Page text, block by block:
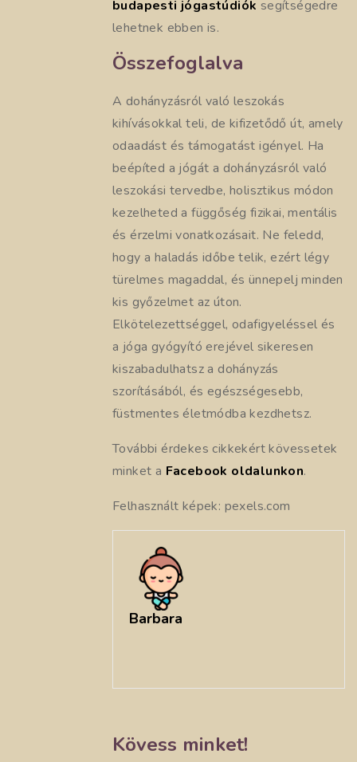
budapesti jógastúdiók segítségedre
lehetnek ebben is.
Összefoglalva
A dohányzásról való leszokás
kihívásokkal teli, de kifizetődő út, amely
odaadást és támogatást igényel. Ha
beépíted a jógát a dohányzásról való
leszokási tervedbe, holisztikus módon
kezelheted a függőség fizikai, mentális
és érzelmi vonatkozásait. Ne feledd,
hogy a haladás időbe telik, ezért légy
türelmes magaddal, és ünnepelj minden
kis győzelmet az úton.
Elkötelezettséggel, odafigyeléssel és
a jóga gyógyító erejével sikeresen
kiszabadulhatsz a dohányzás
szorításából, és egészségesebb,
füstmentes életmódba kezdhetsz.
További érdekes cikkekért kövessetek
minket a Facebook oldalunkon.
Felhasznált képek: pexels.com
Barbara
Kövess minket!